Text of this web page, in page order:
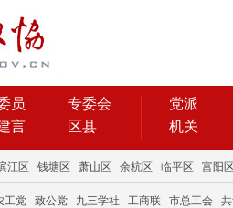
员
专委会
言 区县
党派
机关
江区 钱塘区 萧山区 余杭区 临平区 富阳
工党 致公党 九三学社 工商联 市总工会